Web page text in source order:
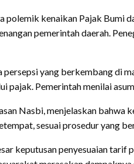
polemik kenaikan Pajak Bumi
pemerintah daerah.
persepsi yang berkembang di
pajak. Pemerintah menilai
Nasbi, menjelaskan
sesuai prosedur yang
keputusan penyesuaian